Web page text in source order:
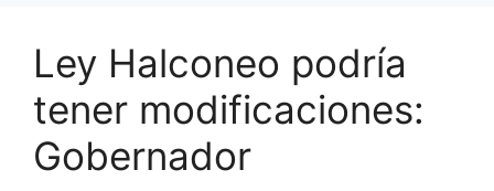
Ley Halconeo podría
tener modificaciones:
Gobernador